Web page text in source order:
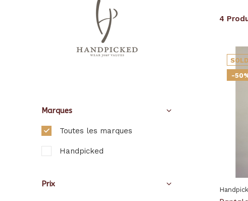
4
-
Marques
Toutes les marques
Handpicked
Prix